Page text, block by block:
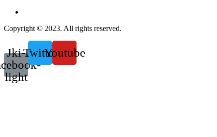
Copyright © 2023. All rights reserved.
Jki-
light
TwitterYoutube